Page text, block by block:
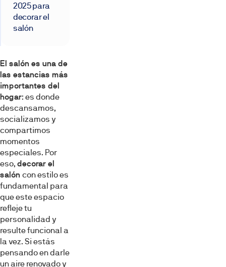
El salón es una de
las estancias más
importantes del
hogar: es donde
descansamos,
socializamos y
compartimos
momentos
especiales. Por
eso, decorar el
salón con estilo es
fundamental para
que este espacio
refleje tu
personalidad y
resulte funcional a
la vez. Si estás
pensando en darle
un aire renovado y
2025 para
decorar el
salón